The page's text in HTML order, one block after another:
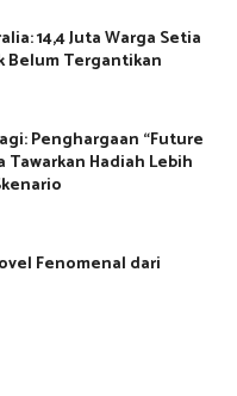
14,4 Juta Warga Setia
Belum Tergantikan
Penghargaan “Future
Tawarkan Hadiah Lebih
Fenomenal dari